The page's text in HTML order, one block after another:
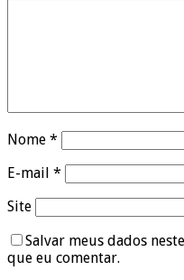
Nome *
E-mail *
Site
Salvar meus dados
que eu comentar.